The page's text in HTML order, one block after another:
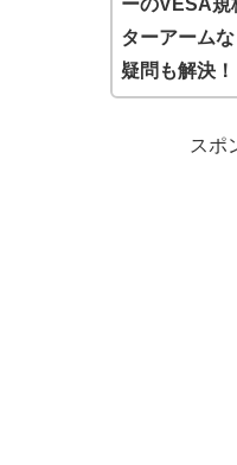
ーのVESA規
ターアーム
疑問も解決！
スポ